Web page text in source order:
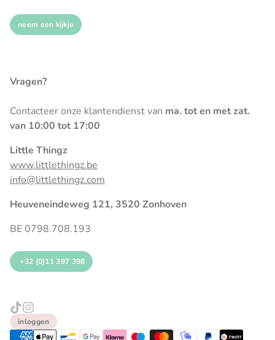
neem een kijkje
Vragen?
Contacteer onze klantendienst van ma. tot en met zat.
van 10:00 tot 17:00
Little Thingz
www.littlethingz.be
info@littlethingz.com
Heuveneindeweg 121, 3520 Zonhoven
BE 0798.708.193
+32 (0)11 397 398
inloggen